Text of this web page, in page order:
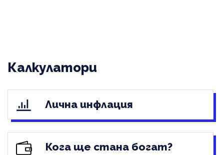
Калкулатори
Лична инфлация
Кога ще стана богат?